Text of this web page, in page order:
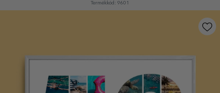
Termékkód: 9601